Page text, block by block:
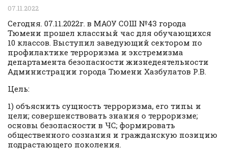
07.11.2022
Сегодня. 07.11.2022г. в МАОУ СОШ №43 города
Тюмени прошел классный час для обучающихся
10 классов. Выступил заведующий сектором по
профилактике терроризма и экстремизма
департамента безопасности жизнедеятельности
Администрации города Тюмени Хазбулатов Р.В.
Цель:
1) объяснить сущность терроризма, его типы и
цели; совершенствовать знания о терроризме;
основы безопасности в ЧС; формировать
общественного сознания и гражданскую позицию
подрастающего поколения.